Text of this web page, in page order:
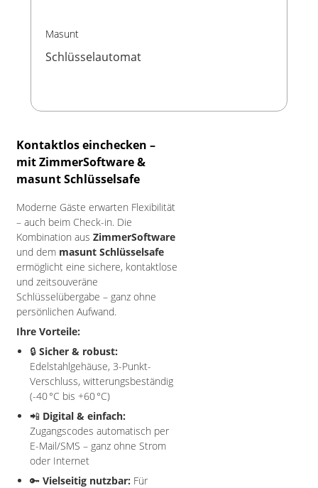
Masunt
Schlüsselautomat
Kontaktlos einchecken –
mit ZimmerSoftware &
masunt Schlüsselsafe
Moderne Gäste erwarten Flexibilität
– auch beim Check-in. Die
Kombination aus ZimmerSoftware
und dem masunt Schlüsselsafe
ermöglicht eine sichere, kontaktlose
und zeitsouveräne
Schlüsselübergabe – ganz ohne
persönlichen Aufwand.
Ihre Vorteile:
🔒 Sicher & robust:
Edelstahlgehäuse, 3-Punkt-
Verschluss, witterungsbeständig
(-40 °C bis +60 °C)
📲 Digital & einfach:
Zugangscodes automatisch per
E-Mail/SMS – ganz ohne Strom
oder Internet
🔑 Vielseitig nutzbar: Für